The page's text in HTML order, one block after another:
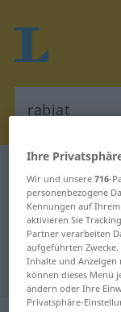
Deutsch-
für "rabiat"
"rabiat"
Ihre
Wir und unsere716-
personenbezogene
Kennungen auf
aktivieren Sie
Partner verarbeiten
aufgeführten
Inhalte und Anzeigen
können dieses Menü
ändern oder Ihre
Privatsphäre-